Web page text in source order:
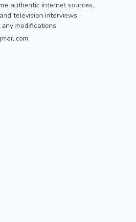
authentic internet sources,
television interviews.
modifications